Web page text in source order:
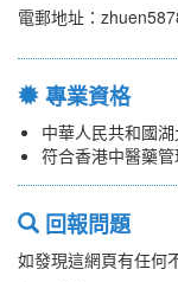
電郵地址：
專業資格
中華人民共和國
符合香港中醫藥
回報問題
如發現這網頁有任何